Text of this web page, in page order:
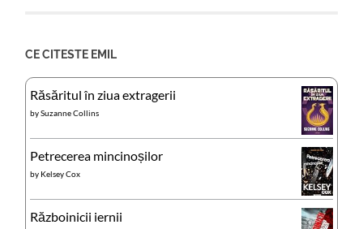
CE CITESTE EMIL
Răsăritul în ziua extragerii
bySuzanne Collins
Petrecerea mincinoșilor
by Kelsey Cox
Războinicii iernii